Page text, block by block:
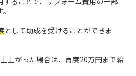
として助成を受けることができま
上がった場合は、再度20万円まで給